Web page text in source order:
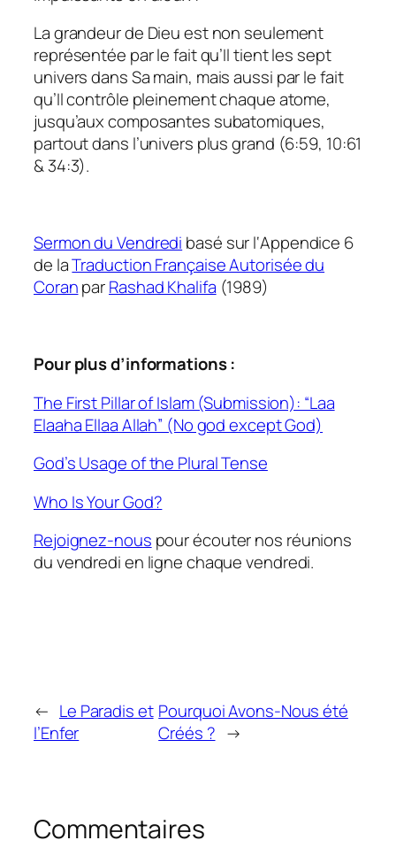
La grandeur de Dieu est non seulement
représentée par le fait qu’Il tient les sept
univers dans Sa main, mais aussi par le fait
qu’Il contrôle pleinement chaque atome,
jusqu’aux composantes subatomiques,
partout dans l’univers plus grand (6:59, 10:61
& 34:3).
Sermon du Vendredi basé sur l‘Appendice 6
de laTraduction Française Autorisée du
CoranparRashad Khalifa (1989)
Pour plus d’informations :
The First Pillar of Islam (Submission): “Laa
Elaaha Ellaa Allah” (No god except God)
God’s Usage of the Plural Tense
Who Is Your God?
Rejoignez-nous pour écouter nos réunions
du vendredi en ligne chaque vendredi.
← Le Paradis et
l’Enfer
Pourquoi Avons-Nous été
Créés ? →
Commentaires